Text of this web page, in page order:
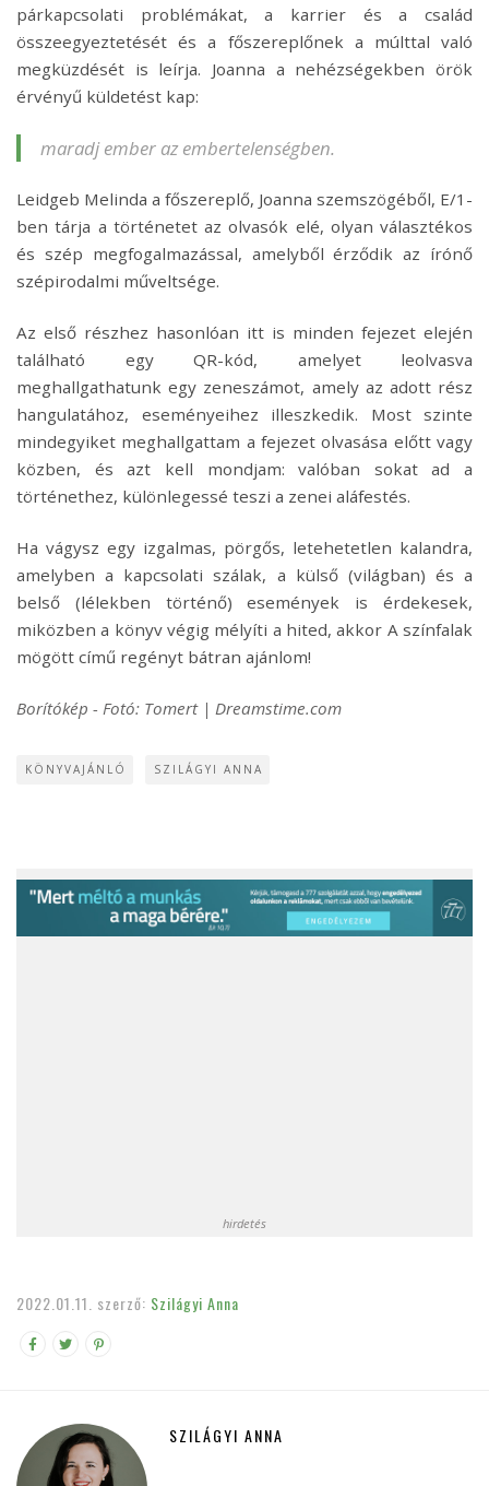
párkapcsolati problémákat, a karrier és a család
összeegyeztetését és a főszereplőnek a múlttal való
megküzdését is leírja. Joanna a nehézségekben örök
érvényű küldetést kap:
maradj ember az embertelenségben.
Leidgeb Melinda a főszereplő, Joanna szemszögéből, E/1-
ben tárja a történetet az olvasók elé, olyan választékos
és szép megfogalmazással, amelyből érződik az írónő
szépirodalmi műveltsége.
Az első részhez hasonlóan itt is minden fejezet elején
található egy QR-kód, amelyet leolvasva
meghallgathatunk egy zeneszámot, amely az adott rész
hangulatához, eseményeihez illeszkedik. Most szinte
mindegyiket meghallgattam a fejezet olvasása előtt vagy
közben, és azt kell mondjam: valóban sokat ad a
történethez, különlegessé teszi a zenei aláfestés.
Ha vágysz egy izgalmas, pörgős, letehetetlen kalandra,
amelyben a kapcsolati szálak, a külső (világban) és a
belső (lélekben történő) események is érdekesek,
miközben a könyv végig mélyíti a hited, akkor A színfalak
mögött című regényt bátran ajánlom!
Borítókép - Fotó: Tomert | Dreamstime.com
KÖNYVAJÁNLÓ SZILÁGYI ANNA
hirdetés
2022.01.11. szerző: Szilágyi Anna
SZILÁGYI ANNA